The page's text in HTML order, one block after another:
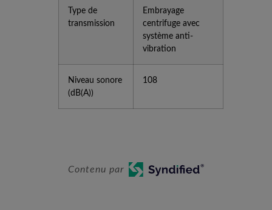
Type de
transmission
Embrayage
centrifuge avec
système anti-
vibration
Niveau sonore
(dB(A))
108
Contenu par